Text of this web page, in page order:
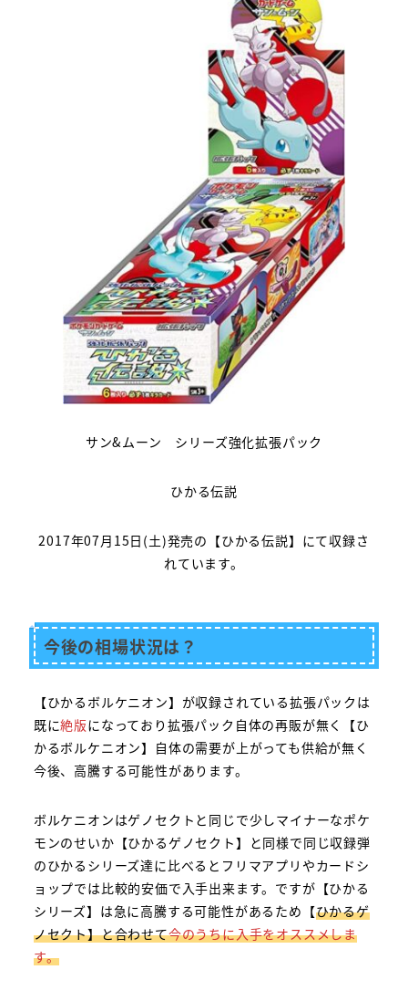
サン&ムーン シリーズ強化拡張パック
ひかる伝説
2017年07月15日(土)発売の【ひかる伝説】にて収録さ
れています。
今後の相場状況は？
【ひかるボルケニオン】が収録されている拡張パックは
既に絶版になっており拡張パック自体の再販が無く【ひ
かるボルケニオン】自体の需要が上がっても供給が無く
今後、高騰する可能性があります。
ボルケニオンはゲノセクトと同じで少しマイナーなポケ
モンのせいか【ひかるゲノセクト】と同様で同じ収録弾
のひかるシリーズ達に比べるとフリマアプリやカードシ
ョップでは比較的安価で入手出来ます。ですが【ひかる
シリーズ】は急に高騰する可能性があるため【ひかるゲ
ノセクト】と合わせて今のうちに入手をオススメしま
す。